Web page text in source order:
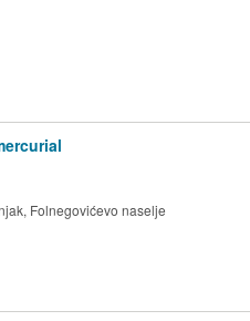
Folnegovićevo naselje